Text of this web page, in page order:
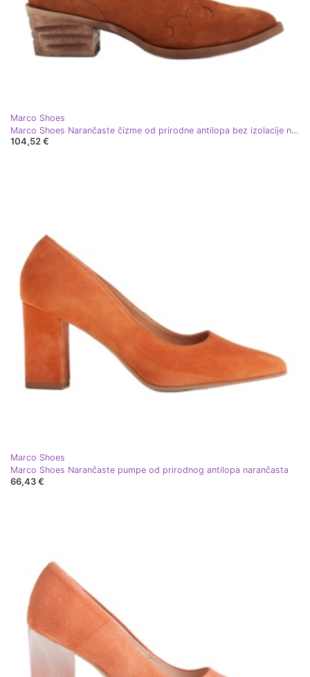
Marco Shoes
Marco Shoes Narančaste čizme od prirodne antilopa bez izolacije narančasta
104,52 €
Marco Shoes
Marco Shoes Narančaste pumpe od prirodnog antilopa narančasta
66,43 €